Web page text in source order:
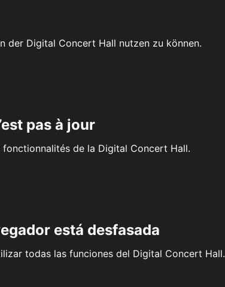
der Digital Concert Hall nutzen zu können.
pas à jour
de la Digital Concert Hall.
está desfasada
todas las funciones del Digital Concert Hall.